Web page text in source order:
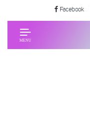
Facebook